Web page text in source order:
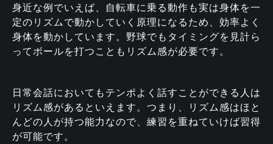
身近な例でいえば、自転車に乗る動作も実は身体を一
定のリズムで動かしていく原理になるため、効率よく
身体を動かしています。野球でもタイミングを見計ら
ってボールを打つこともリズム感が必要です。
日常会話においてもテンポよく話すことができる人は
リズム感があるといえます。つまり、リズム感はほと
んどの人が持つ能力なので、練習を重ねていけば習得
が可能です。